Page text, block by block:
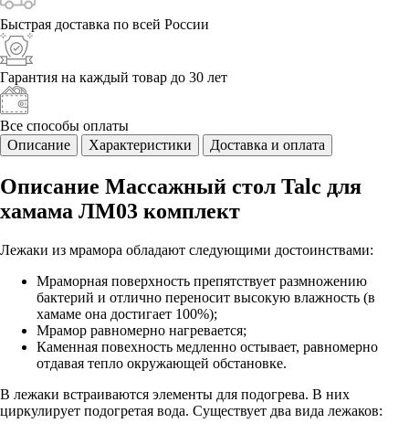
Быстрая доставка по всей России
Гарантия на каждый товар до 30 лет
Все способы оплаты
Описание
Характеристики Доставка и оплата
Описание Массажный стол Talc для
хамама ЛМ03 комплект
Лежаки из мрамора обладают следующими достоинствами:
Мраморная поверхность препятствует размножению
бактерий и отлично переносит высокую влажность (в
хамаме она достигает 100%);
Мрамор равномерно нагревается;
Каменная повехность медленно остывает, равномерно
отдавая тепло окружающей обстановке.
В лежаки встраиваются элементы для подогрева. В них
циркулирует подогретая вода. Существует два вида лежаков: